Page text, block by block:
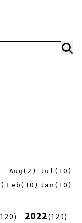
Aug ( 2 ) Jul ( 10 )
) Feb ( 10 ) Jan ( 10 )
120) 2022(120)